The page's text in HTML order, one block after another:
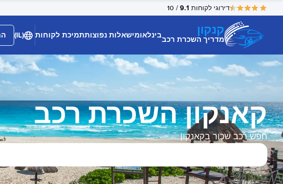
דירוגי לקוחות 9.1
/ 10
קנקון
מדריך השכרת רכבבינלאומישאלות נפוצותתמיכת לקוחות (IL)
קאנקון השכרת רכב
חפש רכב שכור בקאנקון